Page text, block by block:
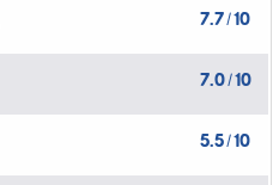
7.7/10
7.0/10
5.5/10